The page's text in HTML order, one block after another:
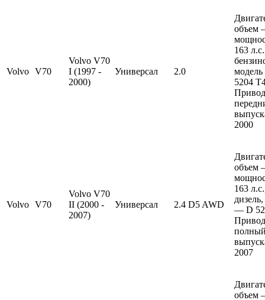
Volvo V70
Volvo V70
I (1997 -
2000)
Универсал 2.0
объем
163
5204
2000
Volvo V70
Volvo V70
II (2000 -
2007)
Универсал 2.4 D5 AWD
объем
163
— D
2007
объем